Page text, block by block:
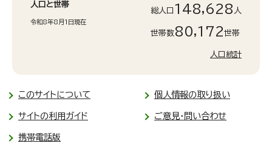
人口と世帯
令和8年8月1日現在
総人口 148,628 人
世帯数80,172世帯
人口統計
このサイトについて 個人情報の取り扱い
サイトの利用ガイド ご意見・問い合わせ
携帯電話版